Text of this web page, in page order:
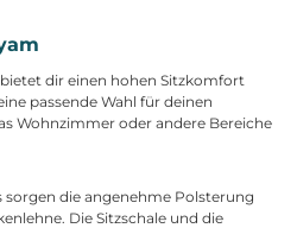
dir einen hohen Sitzkomfort
passende Wahl für deinen
Wohnzimmer oder andere Bereiche
sorgen die angenehme Polsterung
Die Sitzschale und die